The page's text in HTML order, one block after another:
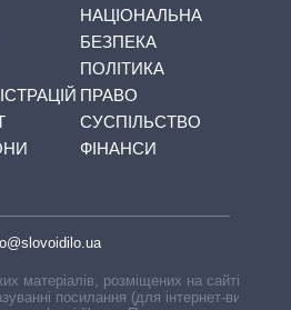
НАЦІОНАЛЬНА
БЕЗПЕКА
ПОЛІТИКА
ПРАВО
СУСПІЛЬСТВО
ФІНАНСИ
матеріалів, розміщених на сайті,
посилання (для інтернет-видань